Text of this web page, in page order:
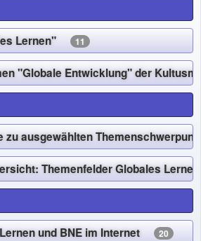
Lernen" 11
"Globale Entwicklung" der
zu ausgewählten
Themenfelder Globales
Lernen und BNE im Internet 20